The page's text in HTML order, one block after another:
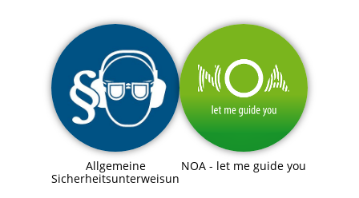
Allgemeine
Sicherheitsunterweisung
NOA - let me guide you